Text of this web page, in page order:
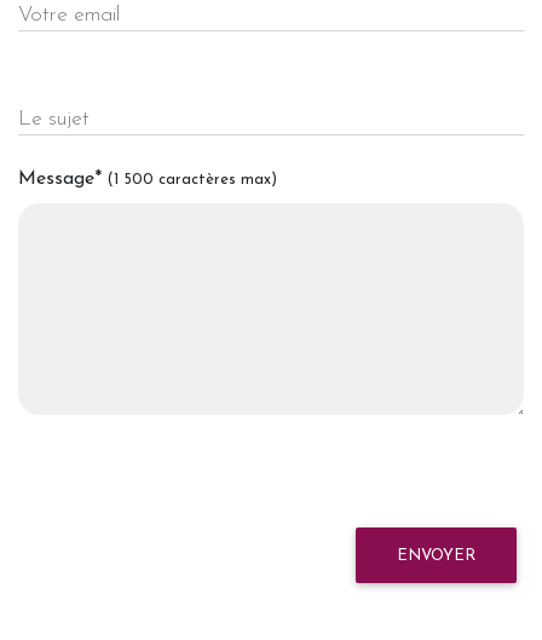
Votre email
Le sujet
Message* (1 500 caractères max)
ENVOYER